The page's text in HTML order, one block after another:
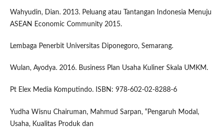
Wahyudin, Dian. 2013. Peluang atau Tantangan Indonesia Menuju
ASEAN Economic Community 2015.
Lembaga Penerbit Universitas Diponegoro, Semarang.
Wulan, Ayodya. 2016. Business Plan Usaha Kuliner Skala UMKM.
Pt Elex Media Komputindo. ISBN: 978-602-02-8288-6
Yudha Wisnu Chairuman, Mahmud Sarpan, “Pengaruh Modal,
Usaha, Kualitas Produk dan